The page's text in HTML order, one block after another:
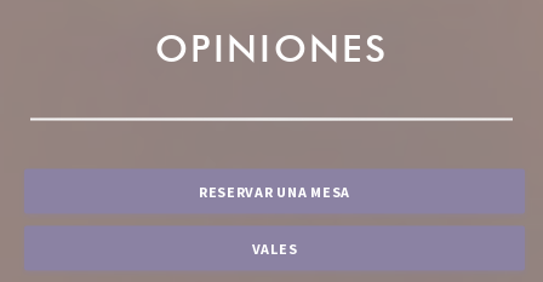
OPINIONES
RESERVAR UNA MESA
VALES